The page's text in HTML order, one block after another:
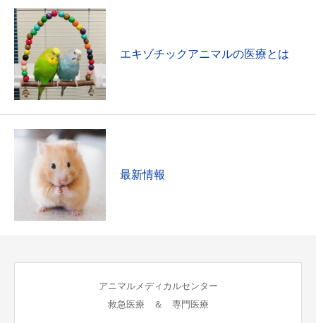
エキゾチックアニマルの医療とは
最新情報
アニマルメディカルセンター
救急医療 ＆ 専門医療